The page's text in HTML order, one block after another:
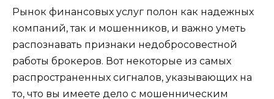
Рынок финансовых услуг полон как надежных
компаний, так и мошенников, и важно уметь
распознавать признаки недобросовестной
работы брокеров. Вот некоторые из самых
распространенных сигналов, указывающих на
то, что вы имеете дело с мошенническим